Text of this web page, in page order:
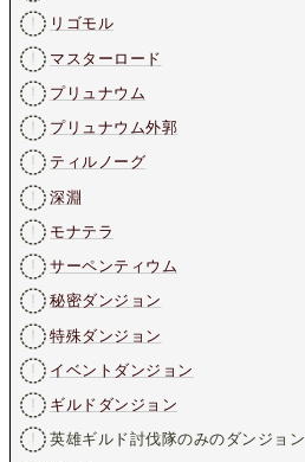
リゴモル
マスターロード
プリュナウム
プリュナウム外郭
ティルノーグ
深淵
モナテラ
サーペンティウム
秘密ダンジョン
特殊ダンジョン
イベントダンジョン
ギルドダンジョン
英雄ギルド討伐隊のみのダンジョン